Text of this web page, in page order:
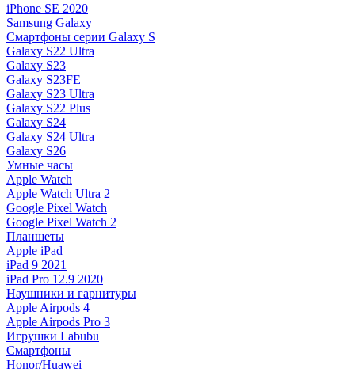
iPhone SE 2020
Samsung Galaxy
Смартфоны серии Galaxy S
Galaxy S22 Ultra
Galaxy S23
Galaxy S23FE
Galaxy S23 Ultra
Galaxy S22 Plus
Galaxy S24
Galaxy S24 Ultra
Galaxy S26
Умные часы
Apple Watch
Apple Watch Ultra 2
Google Pixel Watch
Google Pixel Watch 2
Планшеты
Apple iPad
iPad 9 2021
iPad Pro 12.9 2020
Наушники и гарнитуры
Apple Airpods 4
Apple Airpods Pro 3
Игрушки Labubu
Смартфоны
Honor/Huawei